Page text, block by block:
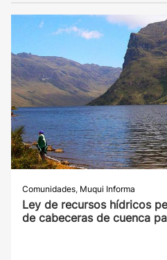
Comunidades, Muqui Informa
Ley de recursos hídricos
de cabeceras de cuenca